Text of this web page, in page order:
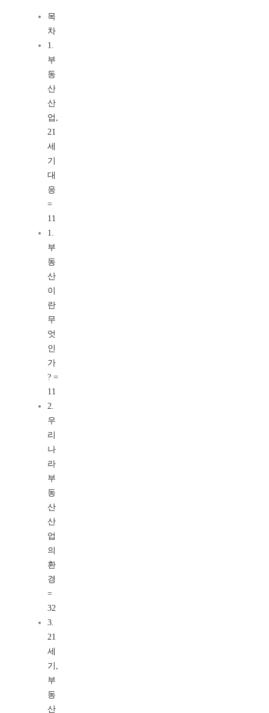
목
차
1.
부
동
산
산
업,
21
세
기
대
응
=
11
1.
부
동
산
이
란
무
엇
인
가
? =
11
2.
우
리
나
라
부
동
산
산
업
의
환
경
=
32
3.
21
세
기,
부
동
산